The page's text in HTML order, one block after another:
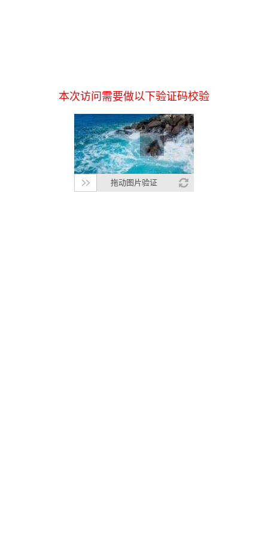
本次访问需要做以下验证码校验
拖动图片验证